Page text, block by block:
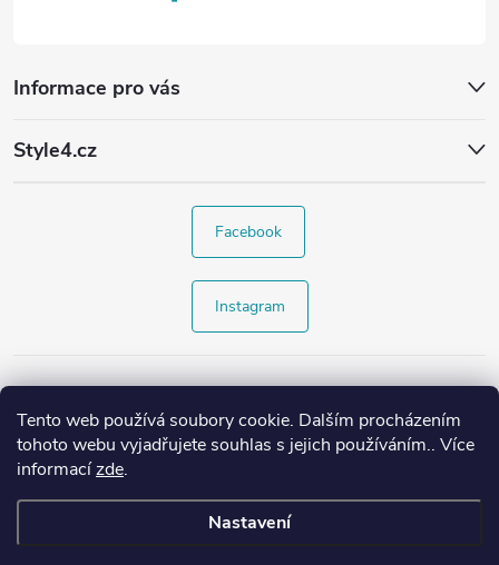
Tento web používá soubory cookie. Dalším procházením
tohoto webu vyjadřujete souhlas s jejich používáním.. Více
informacízde.
Nastavení
Informace pro vás
Style4.cz
Facebook
Instagram